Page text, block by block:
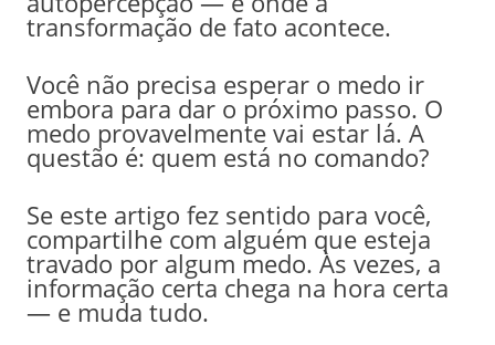
transformação de fato acontece.
Você não precisa esperar o medo ir
embora para dar o próximo passo. O
medo provavelmente vai estar lá. A
questão é: quem está no comando?
Se este artigo fez sentido para você,
compartilhe com alguém que esteja
travado por algum medo. Às vezes, a
informação certa chega na hora certa
— e muda tudo.